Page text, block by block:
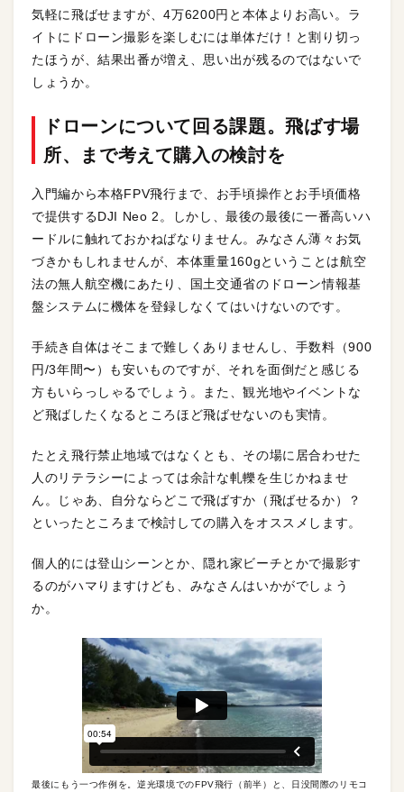
気軽に飛ばせますが、4万6200円と本体よりお高い。ラ
イトにドローン撮影を楽しむには単体だけ！と割り切っ
たほうが、結果出番が増え、思い出が残るのではないで
しょうか。
ドローンについて回る課題。飛ばす場
所、まで考えて購入の検討を
入門編から本格FPV飛行まで、お手頃操作とお手頃価格
で提供するDJI Neo 2。しかし、最後の最後に一番高いハ
ードルに触れておかねばなりません。みなさん薄々お気
づきかもしれませんが、本体重量160gということは航空
法の無人航空機にあたり、国土交通省のドローン情報基
盤システムに機体を登録しなくてはいけないのです。
手続き自体はそこまで難しくありませんし、手数料（900
円/3年間〜）も安いものですが、それを面倒だと感じる
方もいらっしゃるでしょう。また、観光地やイベントな
ど飛ばしたくなるところほど飛ばせないのも実情。
たとえ飛行禁止地域ではなくとも、その場に居合わせた
人のリテラシーによっては余計な軋轢を生じかねませ
ん。じゃあ、自分ならどこで飛ばすか（飛ばせるか）？
といったところまで検討しての購入をオススメします。
個人的には登山シーンとか、隠れ家ビーチとかで撮影す
るのがハマりますけども、みなさんはいかがでしょう
か。
最後にもう一つ作例を。逆光環境でのFPV飛行（前半）と、日没間際のリモコ